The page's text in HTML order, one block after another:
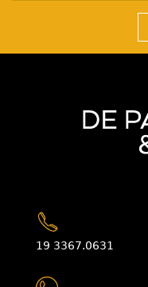
19 3367.0631